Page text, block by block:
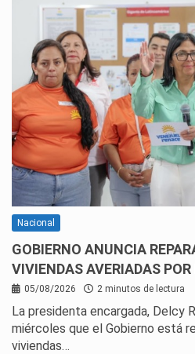
Nacional
GOBIERNO ANUNCIA
VIVIENDAS AVERIADAS
05/08/2026 2 minutos de lectura
La presidenta encargada, Delcy
miércoles que el Gobierno está
viviendas…